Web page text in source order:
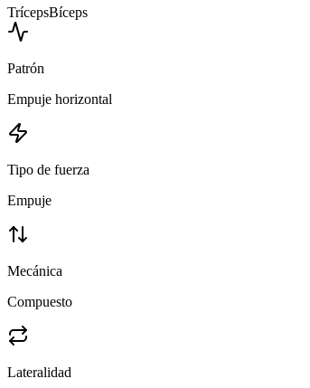
TrícepsBíceps
Patrón
Empuje horizontal
Tipo de fuerza
Empuje
Mecánica
Compuesto
Lateralidad